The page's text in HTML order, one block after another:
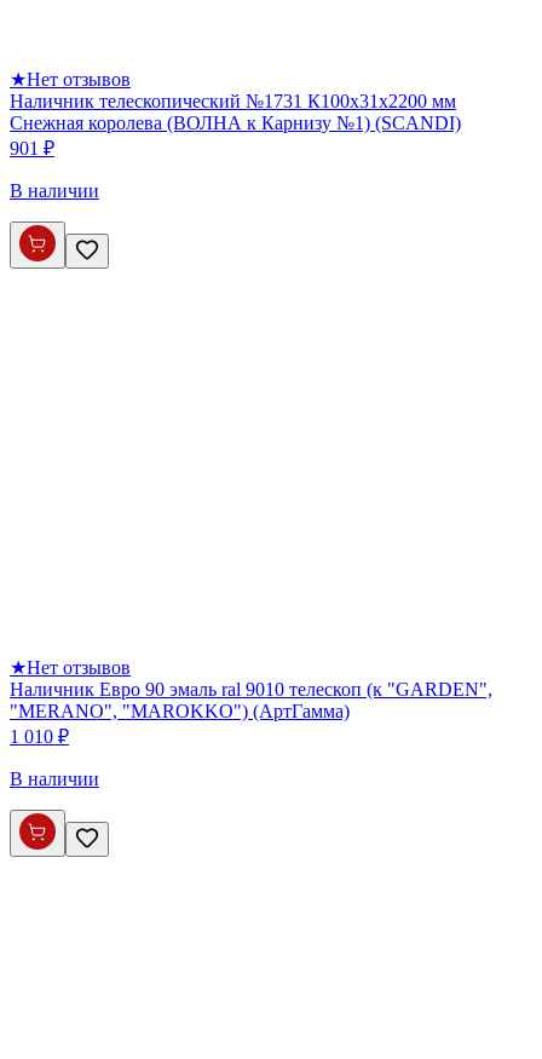
★Нет отзывов
Наличник телескопический №1731 К100х31х2200 мм
Снежная королева (ВОЛНА к Карнизу №1) (SCANDI)
901 ₽
В наличии
★Нет отзывов
Наличник Евро 90 эмаль ral 9010 телескоп (к "GARDEN",
"MERANO", "MAROKKO") (АртГамма)
1 010 ₽
В наличии